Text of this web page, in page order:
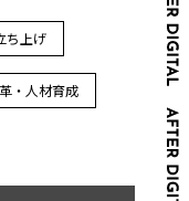
ち上げ
・人材育成